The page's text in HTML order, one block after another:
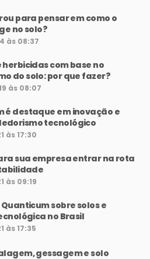
para pensar em como o
no solo?
às 08:37
herbicidas com base no
do solo: por que fazer?
às 08:07
é destaque em inovação e
tecnológico
às 17:30
sua empresa entrar na rota
às 09:19
sobre solos e
no Brasil
às 17:35
gessagem e solo